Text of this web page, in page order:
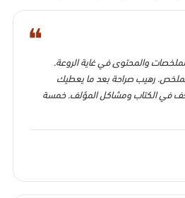
❝
والمحتوى في غاية الروعة.
رهيب صراحة بعد ما يعطيك
في الكتاب ومشاكل المؤلف. خمسة